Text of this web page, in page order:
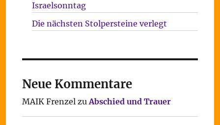
Israelsonntag
Die nächsten Stolpersteine verlegt
Neue Kommentare
MAIK FrenzelzuAbschied und Trauer